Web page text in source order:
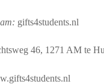
gifts4students.nl
46, 1271 AM te